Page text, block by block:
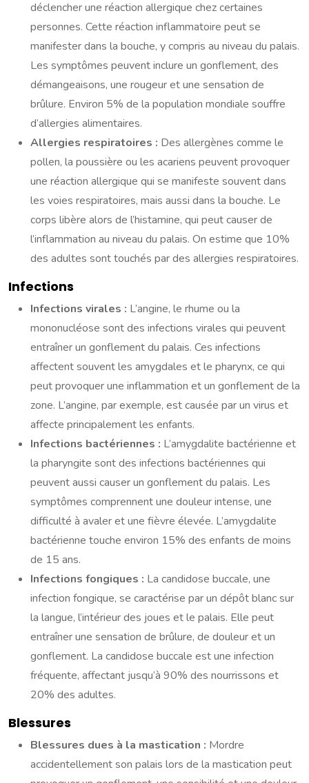
déclencher une réaction allergique chez certaines
personnes. Cette réaction inflammatoire peut se
manifester dans la bouche, y compris au niveau du palais.
Les symptômes peuvent inclure un gonflement, des
démangeaisons, une rougeur et une sensation de
brûlure. Environ 5% de la population mondiale souffre
d’allergies alimentaires.
Allergies respiratoires : Des allergènes comme le
pollen, la poussière ou les acariens peuvent provoquer
une réaction allergique qui se manifeste souvent dans
les voies respiratoires, mais aussi dans la bouche. Le
corps libère alors de l’histamine, qui peut causer de
l’inflammation au niveau du palais. On estime que 10%
des adultes sont touchés par des allergies respiratoires.
Infections
Infections virales : L’angine, le rhume ou la
mononucléose sont des infections virales qui peuvent
entraîner un gonflement du palais. Ces infections
affectent souvent les amygdales et le pharynx, ce qui
peut provoquer une inflammation et un gonflement de la
zone. L’angine, par exemple, est causée par un virus et
affecte principalement les enfants.
Infections bactériennes : L’amygdalite bactérienne et
la pharyngite sont des infections bactériennes qui
peuvent aussi causer un gonflement du palais. Les
symptômes comprennent une douleur intense, une
difficulté à avaler et une fièvre élevée. L’amygdalite
bactérienne touche environ 15% des enfants de moins
de 15 ans.
Infections fongiques : La candidose buccale, une
infection fongique, se caractérise par un dépôt blanc sur
la langue, l’intérieur des joues et le palais. Elle peut
entraîner une sensation de brûlure, de douleur et un
gonflement. La candidose buccale est une infection
fréquente, affectant jusqu’à 90% des nourrissons et
20% des adultes.
Blessures
Blessures dues à la mastication : Mordre
accidentellement son palais lors de la mastication peut